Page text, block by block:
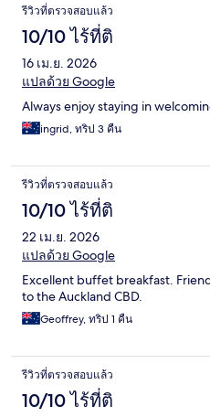
รีวิวที่ตรวจสอบแล้ว
10/10 ไร้ที่ติ
16 เม.ย. 2026
แปลด้วย Google
Always enjoy staying in
ingrid, ทริป 3 คืน
รีวิวที่ตรวจสอบแล้ว
10/10 ไร้ที่ติ
22 เม.ย. 2026
แปลด้วย Google
Excellent buffet breakfast.
to the Auckland CBD.
Geoffrey, ทริป 1 คืน
รีวิวที่ตรวจสอบแล้ว
10/10 ไร้ที่ติ